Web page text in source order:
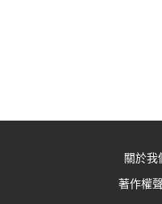
關於我
著作權